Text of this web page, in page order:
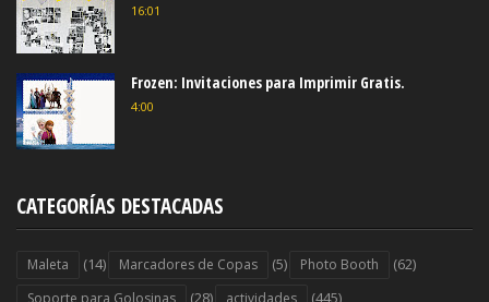
16:01
Frozen: Invitaciones para Imprimir Gratis.
4:00
CATEGORÍAS DESTACADAS
Maleta (14) Marcadores de Copas (5) Photo Booth (62)
Soporte para Golosinas (28) actividades (445)